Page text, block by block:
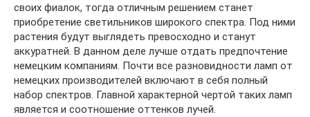
своих фиалок, тогда отличным решением станет
приобретение светильников широкого спектра. Под ними
растения будут выглядеть превосходно и станут
аккуратней. В данном деле лучше отдать предпочтение
немецким компаниям. Почти все разновидности ламп от
немецких производителей включают в себя полный
набор спектров. Главной характерной чертой таких ламп
является и соотношение оттенков лучей.